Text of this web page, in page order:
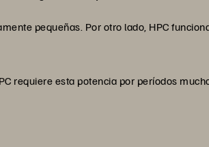
pequeñas. Por otro lado, HPC
requiere esta potencia por períodos